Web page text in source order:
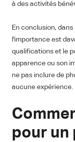
à des activités
En conclusion,
l'importance est
qualifications et le
apparence ou son
ne pas inclure de
aucune expérience.
pour un